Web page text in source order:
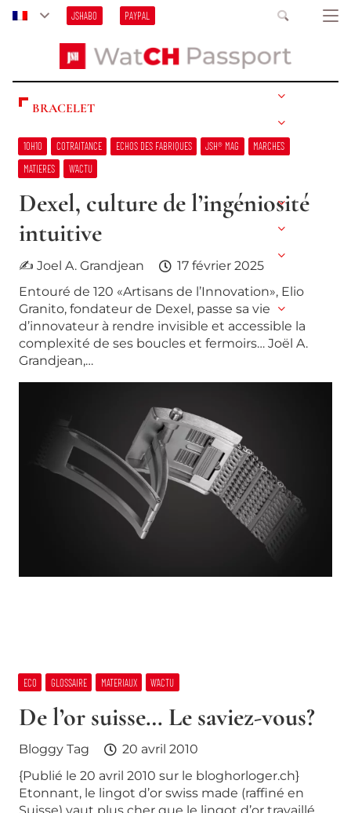
JSHABO PAYPAL
BRACELET
10H10 COTRAITANCE ECHOS DES FABRIQUES JSH® MAG
MARCHES
MATIERES
W’ACTU
Dexel, culture de l’ingéniosité
intuitive
✍ Joel A. Grandjean
17 février 2025
Entouré de 120 «Artisans de l’Innovation», Elio
Granito, fondateur de Dexel, passe sa vie
d’innovateur à rendre invisible et accessible la
complexité de ses boucles et fermoirs… Joël A.
Grandjean,…
ECO GLOSSAIRE MATERIAUX W’ACTU
De l’or suisse… Le saviez-vous?
Bloggy Tag
20 avril 2010
{Publié le 20 avril 2010 sur le bloghorloger.ch}
Etonnant, le lingot d’or swiss made (raffiné en
Suisse) vaut plus cher que le lingot d’or travaillé